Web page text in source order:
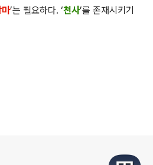
’는 필요하다. ‘천사’를 존재시키기